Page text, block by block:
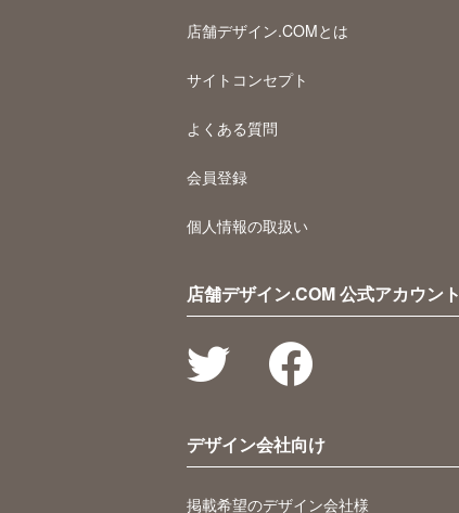
店舗デザイン.COMとは
サイトコンセプト
よくある質問
会員登録
個人情報の取扱い
店舗デザイン.COM 公式アカウント
デザイン会社向け
掲載希望のデザイン会社様